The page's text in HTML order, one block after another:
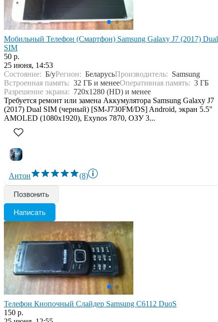
Мобильный Телефон (Смартфон) Samsung Galaxy J7 (2017) Dual
SIM
50 р.
25 июня, 14:53
Состояние: Б/уРегион: БеларусьПроизводитель: Samsung
Встроенная память: 32 ГБ и менееОперативная память: 3 ГБ
Разрешение экрана: 720x1280 (HD) и менее
Требуется ремонт или замена Аккумулятора Samsung Galaxy J7
(2017) Dual SIM (черный) [SM-J730FM/DS] Android, экран 5.5"
AMOLED (1080x1920), Exynos 7870, ОЗУ 3...
Антон (8)
Позвонить
Написать
Телефон Кнопочный Слайдер Samsung C6112 DuoS
150 р.